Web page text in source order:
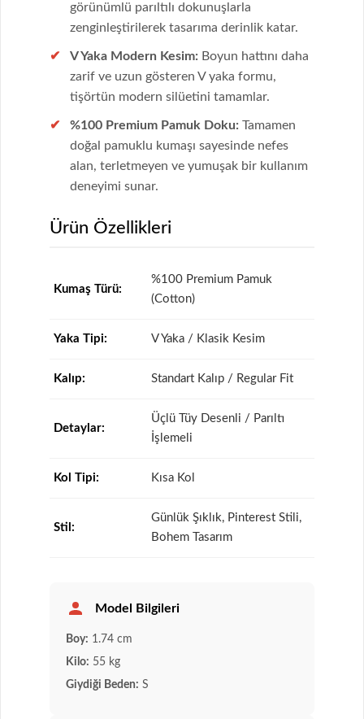
görünümlü parıltılı dokunuşlarla
zenginleştirilerek tasarıma derinlik katar.
V Yaka Modern Kesim: Boyun hattını daha
zarif ve uzun gösteren V yaka formu,
tişörtün modern silüetini tamamlar.
%100 Premium Pamuk Doku: Tamamen
doğal pamuklu kumaşı sayesinde nefes
alan, terletmeyen ve yumuşak bir kullanım
deneyimi sunar.
Ürün Özellikleri
Kumaş Türü:
%100 Premium Pamuk
(Cotton)
Yaka Tipi: V Yaka / Klasik Kesim
Kalıp: Standart Kalıp / Regular Fit
Detaylar:
Üçlü Tüy Desenli / Parıltı
İşlemeli
Kol Tipi: Kısa Kol
Stil:
Günlük Şıklık, Pinterest Stili,
Bohem Tasarım
Model Bilgileri
Boy: 1.74 cm
Kilo: 55 kg
Giydiği Beden: S